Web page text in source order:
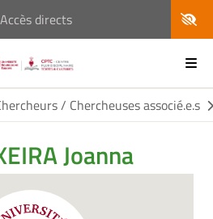
Accès directs
/ Chercheuses associé.e.s
Joanna